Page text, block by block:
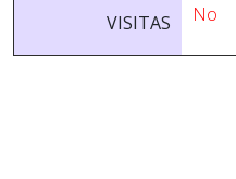
VISITAS No